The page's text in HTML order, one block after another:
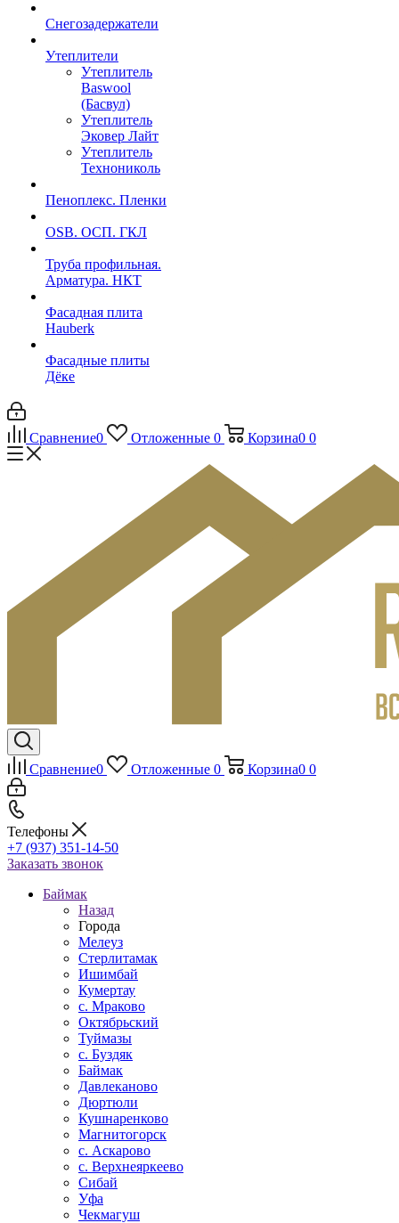
Снегозадержатели
Утеплители
Утеплитель
Baswool
(Басвул)
Утеплитель
Эковер Лайт
Утеплитель
Технониколь
Пеноплекс. Пленки
OSB. ОСП. ГКЛ
Труба профильная.
Арматура. НКТ
Фасадная плита
Hauberk
Фасадные плиты
Дёке
Сравнение0 Отложенные 0 Корзина0 0
Сравнение0 Отложенные 0 Корзина0 0
Телефоны
+7 (937) 351-14-50
Заказать звонок
Баймак
Назад
Города
Мелеуз
Стерлитамак
Ишимбай
Кумертау
c. Мраково
Октябрьский
Туймазы
c. Буздяк
Баймак
Давлеканово
Дюртюли
Кушнаренково
Магнитогорск
с. Аскарово
с. Верхнеяркеево
Сибай
Уфа
Чекмагуш